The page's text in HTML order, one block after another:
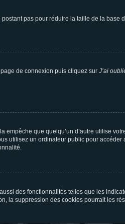
pas pour réduire la taille de la base
de connexion puis cliquez sur J’ai
que quelqu’un d’autre utilise
utilisez un ordinateur public pour accéder
des fonctionnalités telles que les
la suppression des cookies pourrait les